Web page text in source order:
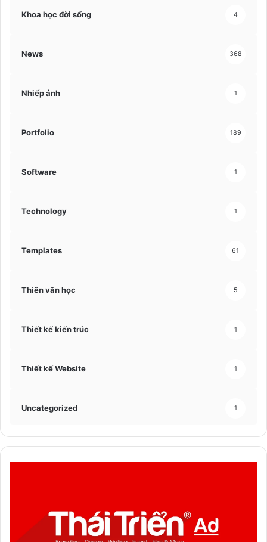
Khoa học đời sống 4
News 368
Nhiếp ảnh 1
Portfolio 189
Software 1
Technology 1
Templates 61
Thiên văn học 5
Thiết kế kiến trúc 1
Thiết kế Website 1
Uncategorized 1